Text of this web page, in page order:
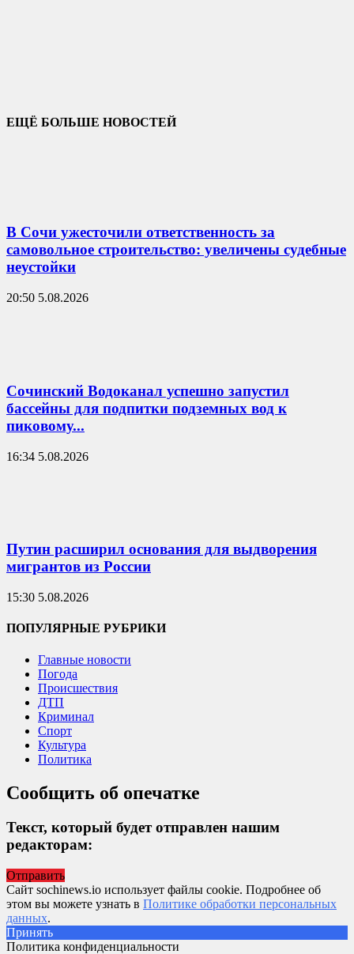
ЕЩЁ БОЛЬШЕ НОВОСТЕЙ
В Сочи ужесточили ответственность за
самовольное строительство: увеличены судебные
неустойки
20:50 5.08.2026
Сочинский Водоканал успешно запустил
бассейны для подпитки подземных вод к
пиковому...
16:34 5.08.2026
Путин расширил основания для выдворения
мигрантов из России
15:30 5.08.2026
ПОПУЛЯРНЫЕ РУБРИКИ
Главные новости
Погода
Происшествия
ДТП
Криминал
Спорт
Культура
Политика
Сообщить об опечатке
Текст, который будет отправлен нашим
редакторам:
Отправить
Сайт sochinews.io использует файлы cookie. Подробнее об
этом вы можете узнать в Политике обработки персональных
данных.
Принять
Политика конфиденциальности